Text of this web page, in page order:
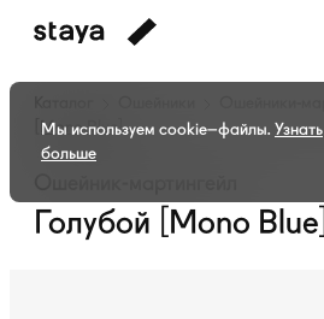
[Mono Blue]
Голубой [Mono Blue]
Мы используем cookie–файлы. Узнать
больше